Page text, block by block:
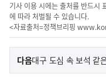
기사 이용 시에는 출처를 반드시
에 따라 처벌될 수 있습니다.
<자료출처=정책브리핑
이
전
다음기
사
대구 도심 속 보석 같